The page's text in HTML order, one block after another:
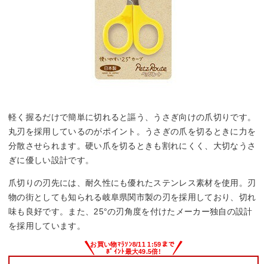
軽く握るだけで簡単に切れると謳う、うさぎ向けの爪切りです。
丸刃を採用しているのがポイント。うさぎの爪を切るときに力を
分散させられます。硬い爪を切るときも割れにくく、大切なうさ
ぎに優しい設計です。
爪切りの刃先には、耐久性にも優れたステンレス素材を使用。刃
物の街としても知られる岐阜県関市製の刃を採用しており、切れ
味も良好です。また、25°の刃角度を付けたメーカー独自の設計
を採用しています。